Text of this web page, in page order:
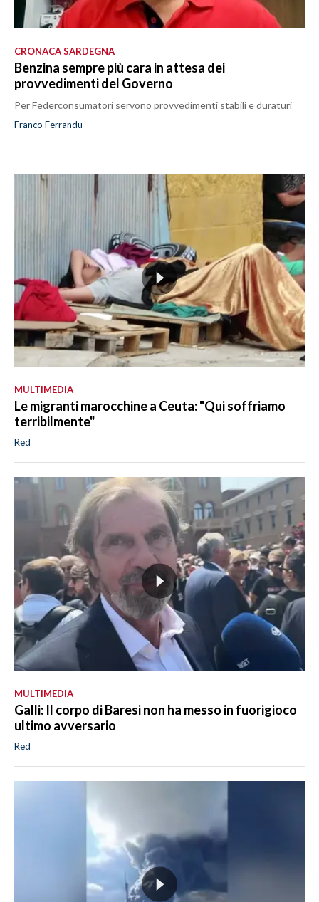
CRONACA SARDEGNA
Benzina sempre più cara in attesa dei
provvedimenti del Governo
Per Federconsumatori servono provvedimenti stabili e duraturi
Franco Ferrandu
MULTIMEDIA
Le migranti marocchine a Ceuta: "Qui soffriamo
terribilmente"
Red
MULTIMEDIA
Galli: Il corpo di Baresi non ha messo in fuorigioco
ultimo avversario
Red